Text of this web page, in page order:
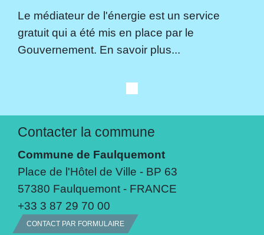
Le médiateur de l'énergie est un service
gratuit qui a été mis en place par le
Gouvernement. En savoir plus...
Contacter la commune
Commune de Faulquemont
Place de l'Hôtel de Ville - BP 63
57380 Faulquemont - FRANCE
+33 3 87 29 70 00
CONTACT PAR FORMULAIRE